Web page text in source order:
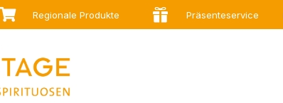
 Regionale Produkte  Präsenteservice